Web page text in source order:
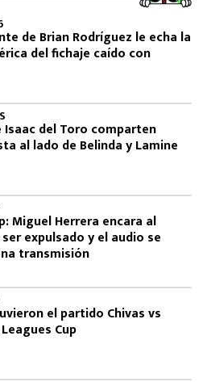
de Brian Rodríguez le echa la
del fichaje caído con
del Toro comparten
al lado de Belinda y Lamine
Miguel Herrera encara al
expulsado y el audio se
transmisión
el partido Chivas vs
Cup